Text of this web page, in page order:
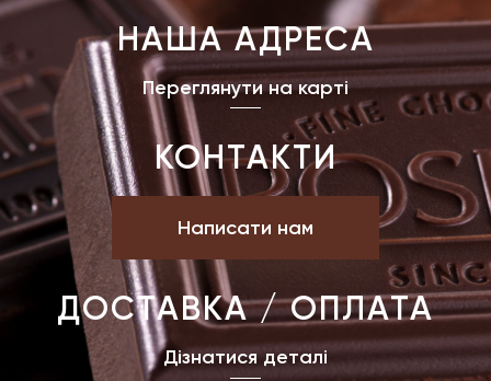
НАША АДРЕСА
Переглянути на карті
КОНТАКТИ
Написати нам
ДОСТАВКА / ОПЛАТА
Дізнатися деталі